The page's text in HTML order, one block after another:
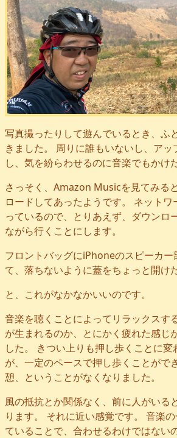
写真撮ったりして遊んでいるとき、ふ
きました。 周りに誰もいないし、ア
し、気を紛らわせるのに音楽でもかけ
さっそく、Amazon Musicを見てみる
ロードしてあったようです。 ネットワ
っているので、とりあえず、ダウンロ
ながら行くことにします。
フロントバッグにiPhoneのスピーカ
て、落ちないように蓋をちょっと開け
と、これがなかなかいいのです。
音楽を聴くことによってリラックスす
が生まれるのか、とにかく疲れた感じ
した。 きつい上りも押し歩くことに変
が、一定のペースで押し歩くことがで
憩、ということがなくなりました。
風の抵抗とか関係なく、前に人がいる
ります。 それに近い感覚です。 音楽
ていることで、合わせるわけではない